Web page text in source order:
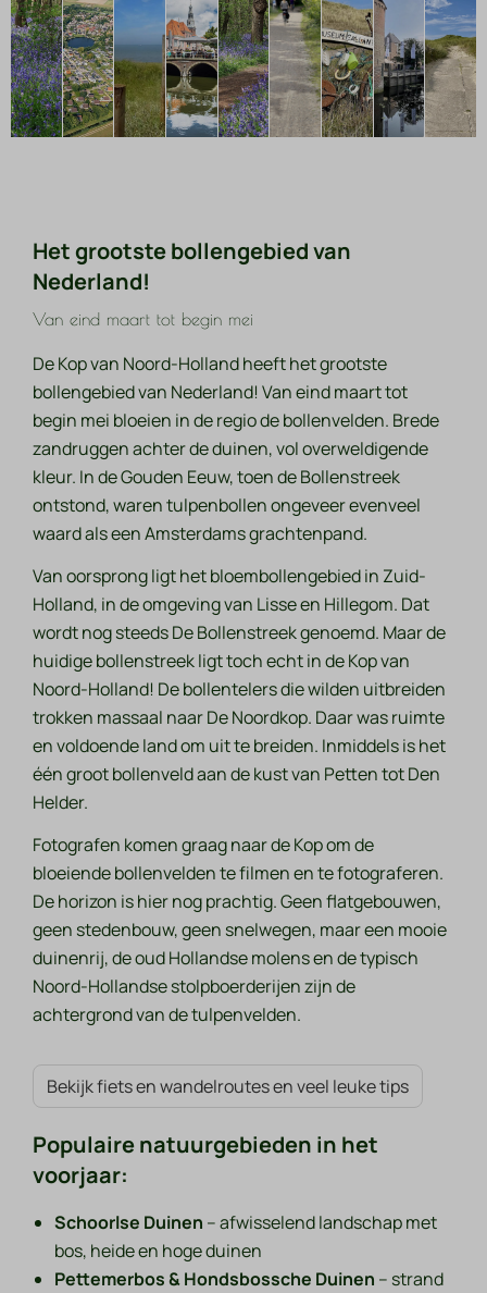
Het grootste bollengebied van
Nederland!
Van eind maart tot begin mei
De Kop van Noord-Holland heeft het grootste
bollengebied van Nederland! Van eind maart tot
begin mei bloeien in de regio de bollenvelden. Brede
zandruggen achter de duinen, vol overweldigende
kleur. In de Gouden Eeuw, toen de Bollenstreek
ontstond, waren tulpenbollen ongeveer evenveel
waard als een Amsterdams grachtenpand.
Van oorsprong ligt het bloembollengebied in Zuid-
Holland, in de omgeving van Lisse en Hillegom. Dat
wordt nog steeds De Bollenstreek genoemd. Maar de
huidige bollenstreek ligt toch echt in de Kop van
Noord-Holland! De bollentelers die wilden uitbreiden
trokken massaal naar De Noordkop. Daar was ruimte
en voldoende land om uit te breiden. Inmiddels is het
één groot bollenveld aan de kust van Petten tot Den
Helder.
Fotografen komen graag naar de Kop om de
bloeiende bollenvelden te filmen en te fotograferen.
De horizon is hier nog prachtig. Geen flatgebouwen,
geen stedenbouw, geen snelwegen, maar een mooie
duinenrij, de oud Hollandse molens en de typisch
Noord-Hollandse stolpboerderijen zijn de
achtergrond van de tulpenvelden.
Bekijk fiets en wandelroutes en veel leuke tips
Populaire natuurgebieden in het
voorjaar:
Schoorlse Duinen – afwisselend landschap met
bos, heide en hoge duinen
Pettemerbos & Hondsbossche Duinen – strand